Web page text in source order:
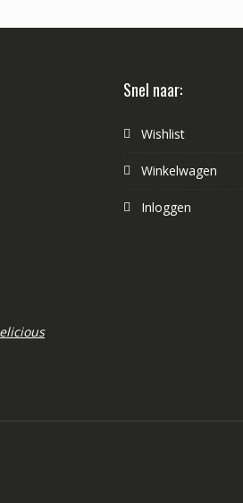
Snel naar:
Wishlist
Winkelwagen
Inloggen